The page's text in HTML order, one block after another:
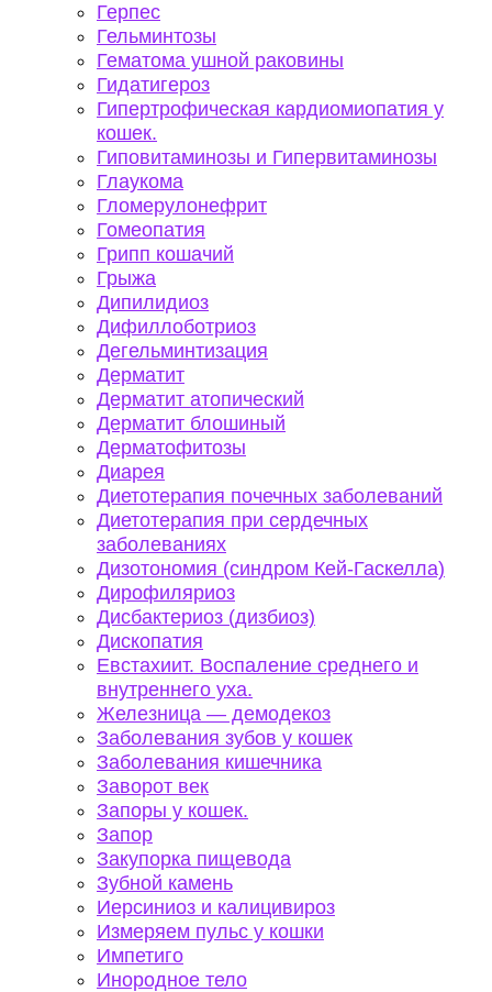
Герпес
Гельминтозы
Гематома ушной раковины
Гидатигероз
Гипертрофическая кардиомиопатия у
кошек.
Гиповитаминозы и Гипервитаминозы
Глаукома
Гломерулонефрит
Гомеопатия
Грипп кошачий
Грыжа
Дипилидиоз
Дифиллоботриоз
Дегельминтизация
Дерматит
Дерматит атопический
Дерматит блошиный
Дерматофитозы
Диарея
Диетотерапия почечных заболеваний
Диетотерапия при сердечных
заболеваниях
Дизотономия (синдром Кей-Гаскелла)
Дирофиляриоз
Дисбактериоз (дизбиоз)
Дископатия
Евстахиит. Воспаление среднего и
внутреннего уха.
Железница — демодекоз
Заболевания зубов у кошек
Заболевания кишечника
Заворот век
Запоры у кошек.
Запор
Закупорка пищевода
Зубной камень
Иерсиниоз и калицивироз
Измеряем пульс у кошки
Импетиго
Инородное тело